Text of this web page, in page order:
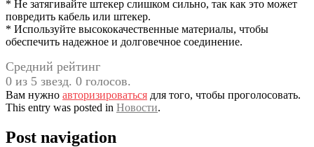
* Не затягивайте штекер слишком сильно, так как это может
повредить кабель или штекер.
* Используйте высококачественные материалы, чтобы
обеспечить надежное и долговечное соединение.
Средний рейтинг
0 из 5 звезд. 0 голосов.
Вам нужно авторизироваться для того, чтобы проголосовать.
This entry was posted in Новости.
Post navigation